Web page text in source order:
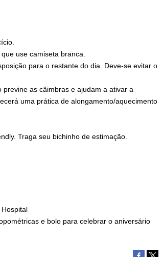
use camiseta branca.
para o restante do dia. Deve-se evitar o
as câimbras e ajudam a ativar a
uma prática de alongamento/aquecimento
Traga seu bichinho de estimação.
e bolo para celebrar o aniversário